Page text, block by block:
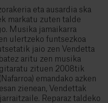
eta ausardia ska
markatu zuten talde
Musika jamaikarra
ulertzeko funtsezkoa
jaio zen Vendetta
aritu zen musika
zituen 2008tik
emandako azken
zienean, Vendettak
Reparaz taldeko